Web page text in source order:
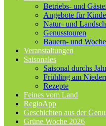
Betriebs- und
Angebote für
Natur- und
Genusstouren
Bauern- und
Veranstaltungen
Saisonales
Saisonal durchs
Frühling am
Rezepte
Feines vom Land
RegioApp
Geschichten aus der
Grüne Woche 2026